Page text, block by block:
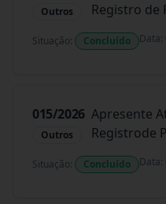
Outros
Registro de
Situação: Concluído Data:
015/2026
Outros
Apresente
Registrode
Situação: Concluído Data: